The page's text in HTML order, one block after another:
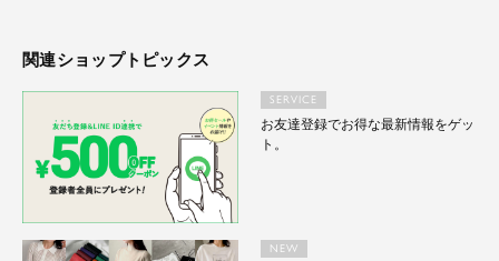
関連ショップトピックス
SERVICE
お友達登録でお得な最新情報をゲッ
ト。
NEW